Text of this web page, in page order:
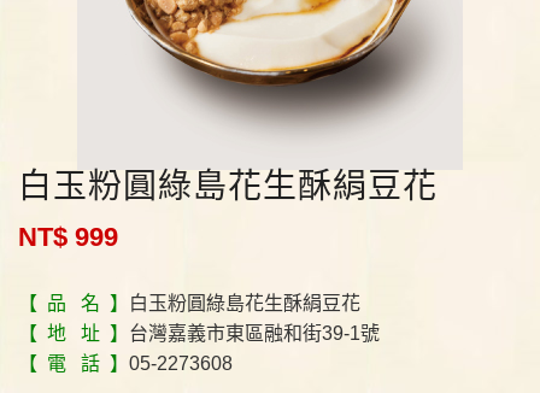
白玉粉圓綠島花生酥絹豆花
NT$ 999
【 品 名 】
白玉粉圓綠島花生酥絹豆花
【 地 址 】 台灣嘉義市東區融和街39-1號
【 電 話 】 05-2273608